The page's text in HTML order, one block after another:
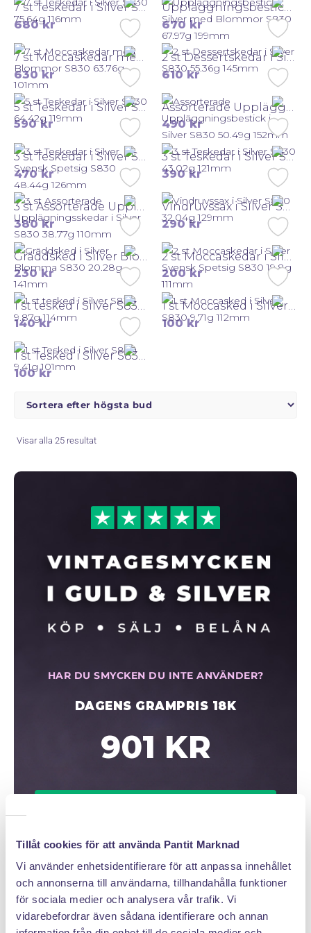
Tillåt cookies för att använda Pantit Marknad
Vi använder enhetsidentifierare för att anpassa innehållet
och annonserna till användarna, tillhandahålla funktioner
för sociala medier och analysera vår trafik. Vi
vidarebefordrar även sådana identifierare och annan
7 st Teskedar i Silver S830 75.64g 116mm
680kr
Uppläggningsbestick i Silver med Blommor S830 67.97g 199mm
670 kr
630kr
2 st Dessertskedar i Silver S830 55.36g 145mm
610kr
5 st Teskedar i Silver S830 64.42g 119mm
590kr 490kr
3 st Teskedar i Silver Svensk Spetsig S830 48.44g 126mm
470kr
3 st Teskedar i Silver S830 43.02g 121mm
390kr
380kr
Vindruvssax i Silver S830 32.04g 129mm
290kr
230kr
2 st Moccaskedar i Silver Svensk Spetsig S830 19.8g 111mm
200kr
1 st tesked i Silver S830 9.87g 114mm
140kr
1 st Moccasked i Silver S830 9.71g 112mm
100kr
100kr
Visar alla 25 resultatSortera
senaste
HAR DU SMYCKEN DU INTE ANVÄNDER?
DAGENS GRAMPRIS 18K
901 KR